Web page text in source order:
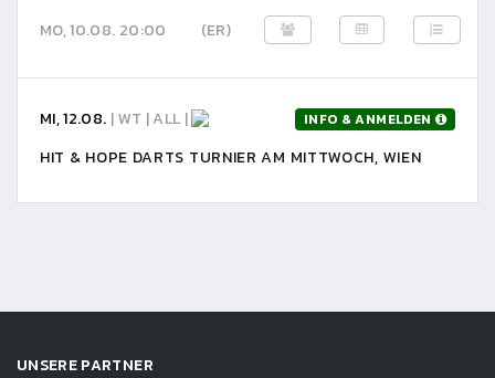
MO, 10.08. 20:00
(ER)
MI, 12.08. | WT | ALL | INFO & ANMELDEN
HIT & HOPE DARTS TURNIER AM MITTWOCH, WIEN
UNSERE PARTNER